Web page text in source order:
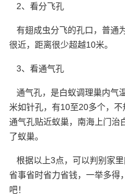
2、看分飞孔
有翅成虫分飞的孔口，普通
很近，距离很少超越10米。
3、看通气孔
通气孔，是白蚁调理巢内气
米如针孔，有10至20多个，不
通气孔贴近蚁巢，南海上门治
了蚁巢。
根据以上3点，可以判别家里
省事省时省力省钱，一举多得
吧！